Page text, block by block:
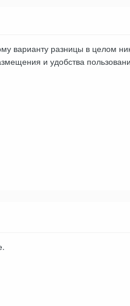
варианту разницы в целом
и удобства